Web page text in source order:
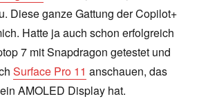
Diese ganze Gattung der Copilot+
Hatte ja auch schon erfolgreich
7 mit Snapdragon getestet und
Surface Pro 11 anschauen, das
AMOLED Display hat.